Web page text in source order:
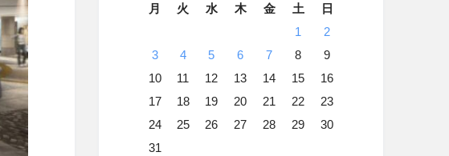
月
火 水 木 金 土
日
1
2
3
4 5 6 7 8
9
10
11 12 13 14 15
16
17
18 19 20 21 22
23
24
25 26 27 28 29
30
31